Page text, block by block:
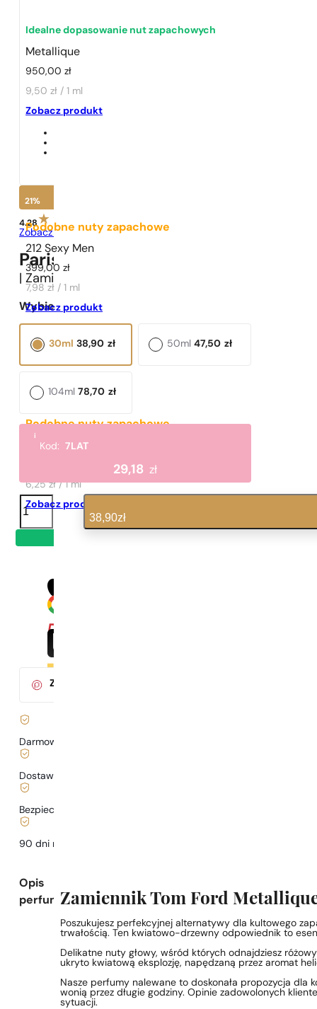
1 - 3 szt.
Idealne dopasowanie nut zapachowych
Metallique
950,00zł
9,50 zł / 1 ml
Zobacz produkt
Podobne nuty zapachowe
212 Sexy Men
399,00zł
7,98 zł / 1 ml
Zobacz produkt
Podobne nuty zapachowe
Fame
6,25 zł / 1 ml
Zobacz produkt
21%
4.28
Zobacz opinie
Paris Perfumes N° 466 -
| Zamiennik
Wybierz pojemność:
38,90 zł
30ml 47,50 zł
50ml
78,70 zł
104ml
i
Kod:7LAT
29,18 zł
ilość
N°
466
38,90zł
Za zakup tego produktu
Darmowa dostawa już
Dostawa już
Bezpieczne zakupy i płatności
90 dni na
Opis
perfum Zamiennik Tom Ford Metallique
Poszukujesz perfekcyjnej alternatywy dla kultowego
trwałością. Ten kwiatowo-drzewny odpowiednik to
Delikatne nuty głowy, wśród których odnajdziesz
ukryto kwiatową eksplozję, napędzaną przez aromat
Nasze perfumy nalewane to doskonała propozycja
wonią przez długie godziny. Opinie zadowolonych
sytuacji.